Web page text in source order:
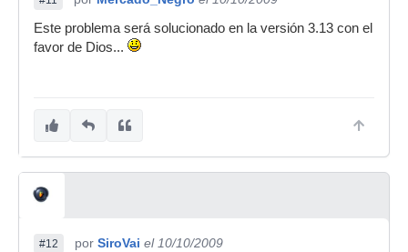
Este problema será solucionado en la versión 3.13 con el
favor de Dios...
#12 por SiroVai el 10/10/2009